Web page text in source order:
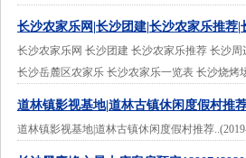
长沙农家乐网|长沙团建|长沙农家乐推荐|
长沙农家乐网 长沙团建 长沙农家乐推荐 长沙
长沙岳麓区农家乐 长沙农家乐一览表 长沙烧烤
道林镇影视基地|道林古镇休闲度假村推
道林镇影视基地|道林古镇休闲度假村推荐